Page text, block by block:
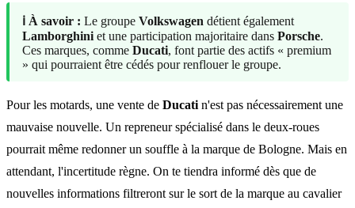
ℹ️ À savoir : Le groupe Volkswagen détient également
Lamborghini et une participation majoritaire dans Porsche.
Ces marques, comme Ducati, font partie des actifs « premium
» qui pourraient être cédés pour renflouer le groupe.
Pour les motards, une vente de Ducati n'est pas nécessairement une
mauvaise nouvelle. Un repreneur spécialisé dans le deux-roues
pourrait même redonner un souffle à la marque de Bologne. Mais en
attendant, l'incertitude règne. On te tiendra informé dès que de
nouvelles informations filtreront sur le sort de la marque au cavalier